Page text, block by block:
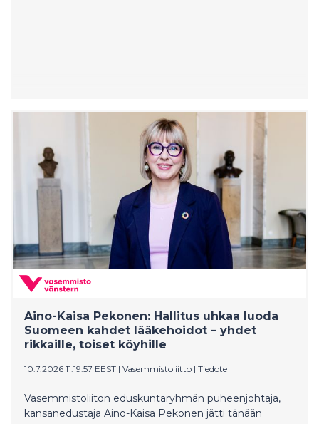
Aino-Kaisa Pekonen: Hallitus uhkaa luoda
Suomeen kahdet lääkehoidot – yhdet
rikkaille, toiset köyhille
10.7.2026 11:19:57 EEST | Vasemmistoliitto | Tiedote
Vasemmistoliiton eduskuntaryhmän puheenjohtaja,
kansanedustaja Aino-Kaisa Pekonen jätti tänään